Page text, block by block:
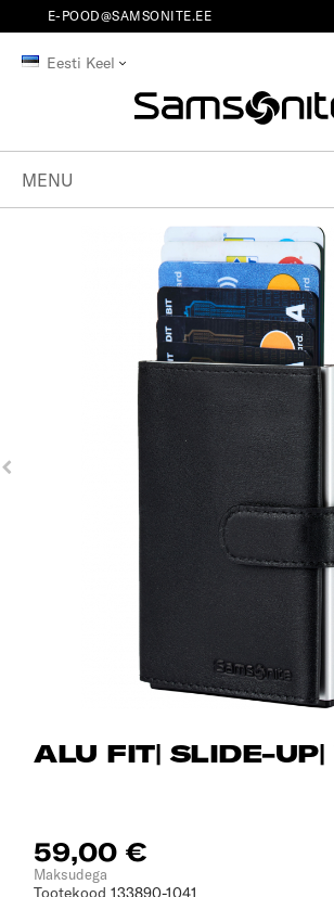
E-POOD@SAMSONITE.EE
Eesti Keel
MENU
ALU FIT| SLIDE-
59,00 €
Maksudega